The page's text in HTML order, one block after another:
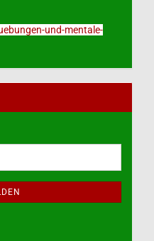
und-mentale-